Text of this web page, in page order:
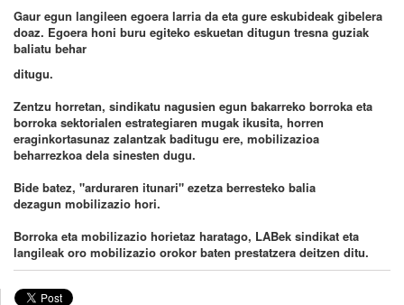
Gaur egun langileen egoera larria da eta gure eskubideak gibelera
doaz. Egoera honi buru egiteko eskuetan ditugun tresna guziak
baliatu behar
ditugu.
Zentzu horretan, sindikatu nagusien egun bakarreko borroka eta
borroka sektorialen estrategiaren mugak ikusita, horren
eraginkortasunaz zalantzak baditugu ere, mobilizazioa
beharrezkoa dela sinesten dugu.
Bide batez, "arduraren itunari" ezetza berresteko balia
dezagun mobilizazio hori.
Borroka eta mobilizazio horietaz haratago, LABek sindikat eta
langileak oro mobilizazio orokor baten prestatzera deitzen ditu.